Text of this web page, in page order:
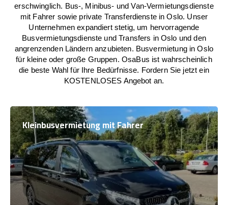
erschwinglich. Bus-, Minibus- und Van-Vermietungsdienste
mit Fahrer sowie private Transferdienste in Oslo. Unser
Unternehmen expandiert stetig, um hervorragende
Busvermietungsdienste und Transfers in Oslo und den
angrenzenden Ländern anzubieten. Busvermietung in Oslo
für kleine oder große Gruppen. OsaBus ist wahrscheinlich
die beste Wahl für Ihre Bedürfnisse. Fordern Sie jetzt ein
KOSTENLOSES Angebot an.
Kleinbusvermietung mit Fahrer